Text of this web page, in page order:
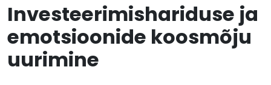
Investeerimishariduse ja
emotsioonide koosmõju
uurimine